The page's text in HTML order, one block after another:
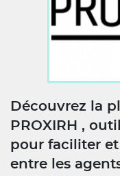
Découvrez la
PROXIRH ,
pour faciliter
entre les